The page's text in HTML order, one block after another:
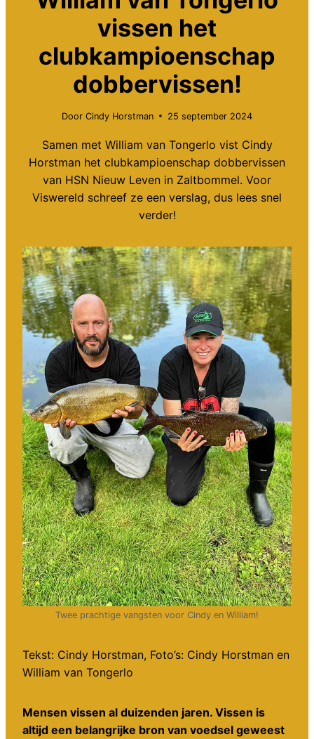
vissen het
clubkampioenschap
dobbervissen!
Door Cindy Horstman 25 september 2024
Samen met William van Tongerlo vist Cindy
Horstman het clubkampioenschap dobbervissen
van HSN Nieuw Leven in Zaltbommel. Voor
Viswereld schreef ze een verslag, dus lees snel
verder!
Twee prachtige vangsten voor Cindy en William!
Tekst: Cindy Horstman, Foto’s: Cindy Horstman en
William van Tongerlo
Mensen vissen al duizenden jaren. Vissen is
altijd een belangrijke bron van voedsel geweest